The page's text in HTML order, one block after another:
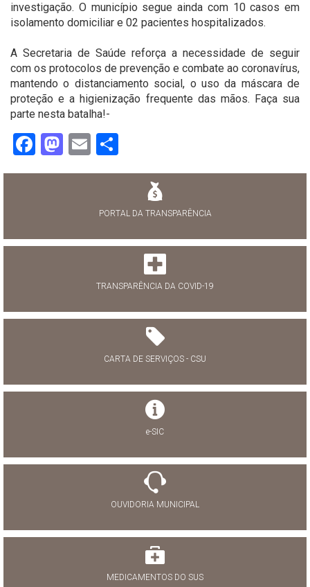
investigação. O município segue ainda com 10 casos em
isolamento domiciliar e 02 pacientes hospitalizados.
A Secretaria de Saúde reforça a necessidade de seguir
com os protocolos de prevenção e combate ao coronavírus,
mantendo o distanciamento social, o uso da máscara de
proteção e a higienização frequente das mãos. Faça sua
parte nesta batalha!-
Facebook
Mastodon
Email
PORTAL DA TRANSPARÊNCIA
TRANSPARÊNCIA DA COVID-19
CARTA DE SERVIÇOS - CSU
e-SIC
OUVIDORIA MUNICIPAL
MEDICAMENTOS DO SUS